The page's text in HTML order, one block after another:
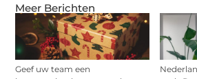
Meer Berichten
Geef uw team een